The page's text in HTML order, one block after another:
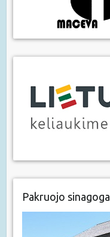
Pakruojo sinagoga